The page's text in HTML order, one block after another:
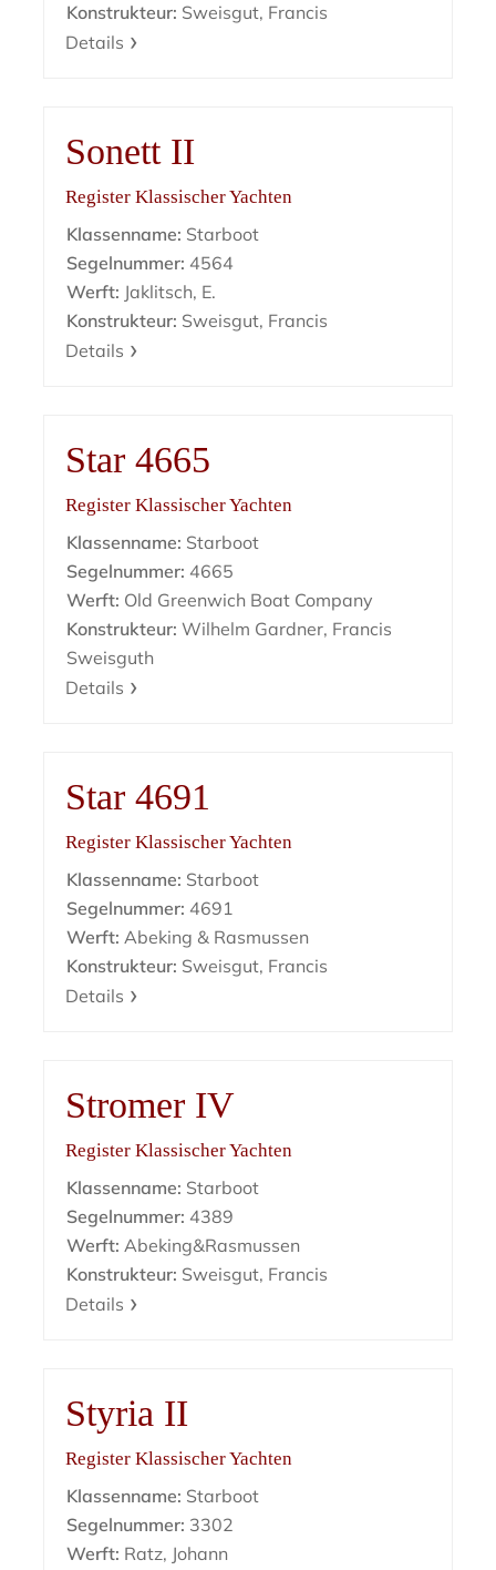
Konstrukteur: Sweisgut, Francis
Details
Sonett II
Register Klassischer Yachten
Klassenname: Starboot
Segelnummer: 4564
Werft: Jaklitsch, E.
Konstrukteur: Sweisgut, Francis
Details
Star 4665
Register Klassischer Yachten
Klassenname: Starboot
Segelnummer: 4665
Werft: Old Greenwich Boat Company
Konstrukteur: Wilhelm Gardner, Francis
Sweisguth
Details
Star 4691
Register Klassischer Yachten
Klassenname: Starboot
Segelnummer: 4691
Werft: Abeking & Rasmussen
Konstrukteur: Sweisgut, Francis
Details
Stromer IV
Register Klassischer Yachten
Klassenname: Starboot
Segelnummer: 4389
Werft: Abeking&Rasmussen
Konstrukteur: Sweisgut, Francis
Details
Styria II
Register Klassischer Yachten
Klassenname: Starboot
Segelnummer: 3302
Werft: Ratz, Johann